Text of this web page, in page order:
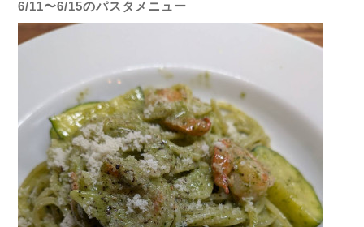
6/11〜6/15のパスタメニュー